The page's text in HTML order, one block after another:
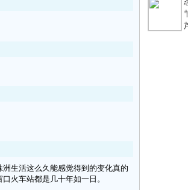
生活这么久能感觉得到的变化真的
火车站都是几十年如一日。